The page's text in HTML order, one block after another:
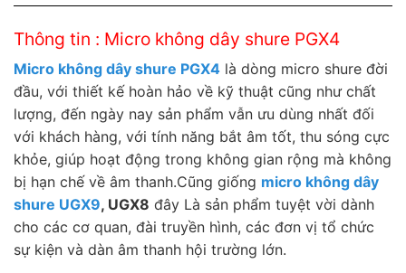
Thông tin : Micro không dây shure PGX4
Micro không dây shure PGX4 là dòng micro shure đời
đầu, với thiết kế hoàn hảo về kỹ thuật cũng như chất
lượng, đến ngày nay sản phẩm vẫn ưu dùng nhất đối
với khách hàng, với tính năng bắt âm tốt, thu sóng cực
khỏe, giúp hoạt động trong không gian rộng mà không
bị hạn chế về âm thanh.Cũng giống micro không dây
shure UGX9, UGX8 đây Là sản phẩm tuyệt vời dành
cho các cơ quan, đài truyền hình, các đơn vị tổ chức
sự kiện và dàn âm thanh hội trường lớn.